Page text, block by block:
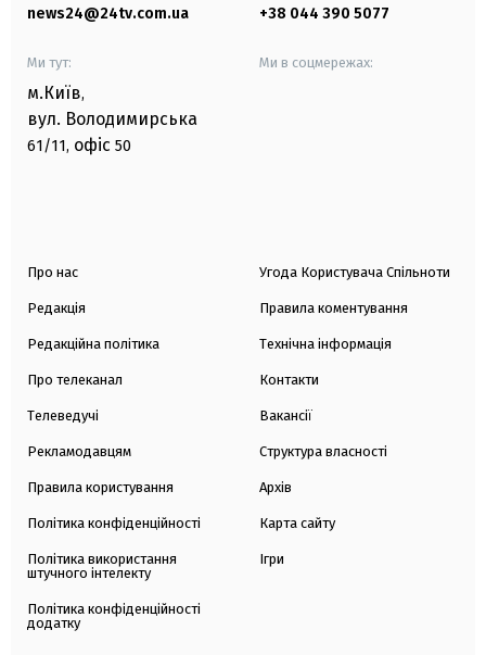
news24@24tv.com.ua +38 044 390 5077
Ми тут:
м.Київ,
вул. Володимирська
61/11, офіс 50
Ми в соцмережах:
Про нас
Редакція
Редакційна політика
Про телеканал
Телеведучі
Рекламодавцям
Правила користування
Політика конфіденційності
Політика використання
штучного інтелекту
Політика конфіденційності
додатку
Угода Користувача Спільноти
Правила коментування
Технічна інформація
Контакти
Вакансії
Структура власності
Архів
Карта сайту
Ігри